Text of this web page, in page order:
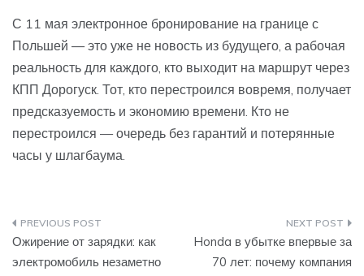
С 11 мая электронное бронирование на границе с
Польшей — это уже не новость из будущего, а рабочая
реальность для каждого, кто выходит на маршрут через
КПП Дорогуск. Тот, кто перестроился вовремя, получает
предсказуемость и экономию времени. Кто не
перестроился — очередь без гарантий и потерянные
часы у шлагбаума.
Навигация
по
Ожирение от зарядки: как
электромобиль незаметно
Honda в убытке впервые за
70 лет: почему компания